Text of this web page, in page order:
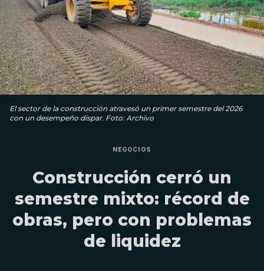
El sector de la construcción atravesó un primer semestre del 2026
con un desempeño dispar. Foto: Archivo
NEGOCIOS
Construcción cerró un
semestre mixto: récord de
obras, pero con problemas
de liquidez